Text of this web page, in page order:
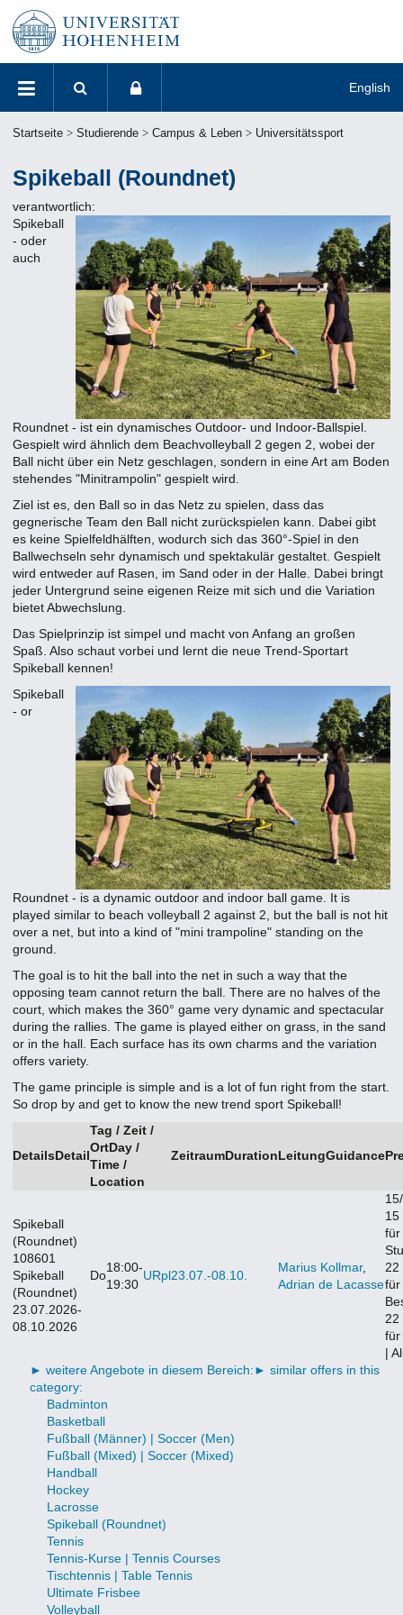
English
Suchen Suchen
Benutzername
Passwort
Angemeldet
bleiben
Anmelden
Startseite Studierende Campus & Leben Universitätssport
Spikeball (Roundnet)
verantwortlich:
Spikeball
- oder
auch
Roundnet - ist ein dynamisches Outdoor- und Indoor-Ballspiel.
Gespielt wird ähnlich dem Beachvolleyball 2 gegen 2, wobei der
Ball nicht über ein Netz geschlagen, sondern in eine Art am Boden
stehendes "Minitrampolin" gespielt wird.
Ziel ist es, den Ball so in das Netz zu spielen, dass das
gegnerische Team den Ball nicht zurückspielen kann. Dabei gibt
es keine Spielfeldhälften, wodurch sich das 360°-Spiel in den
Ballwechseln sehr dynamisch und spektakulär gestaltet. Gespielt
wird entweder auf Rasen, im Sand oder in der Halle. Dabei bringt
jeder Untergrund seine eigenen Reize mit sich und die Variation
bietet Abwechslung.
Das Spielprinzip ist simpel und macht von Anfang an großen
Spaß. Also schaut vorbei und lernt die neue Trend-Sportart
Spikeball kennen!
Spikeball
- or
Roundnet - is a dynamic outdoor and indoor ball game. It is
played similar to beach volleyball 2 against 2, but the ball is not hit
over a net, but into a kind of "mini trampoline" standing on the
ground.
The goal is to hit the ball into the net in such a way that the
opposing team cannot return the ball. There are no halves of the
court, which makes the 360° game very dynamic and spectacular
during the rallies. The game is played either on grass, in the sand
or in the hall. Each surface has its own charms and the variation
offers variety.
The game principle is simple and is a lot of fun right from the start.
So drop by and get to know the new trend sport Spikeball!
DetailsDetail
Tag / Zeit /
OrtDay /
Time /
Location
ZeitraumDurationLeitungGuidance
Spikeball
(Roundnet)
108601
Spikeball
(Roundnet)
23.07.2026-
08.10.2026
Do
18:00-
19:30
URpl23.07.-08.10.
Marius Kollmar,
Adrian de Lacasse
15
für
22
für
22
für
|
► weitere Angebote in diesem Bereich:► similar offers in this
category:
Badminton
Basketball
Fußball (Männer) | Soccer (Men)
Fußball (Mixed) | Soccer (Mixed)
Handball
Hockey
Lacrosse
Spikeball (Roundnet)
Tennis
Tennis-Kurse | Tennis Courses
Tischtennis | Table Tennis
Ultimate Frisbee
Volleyball